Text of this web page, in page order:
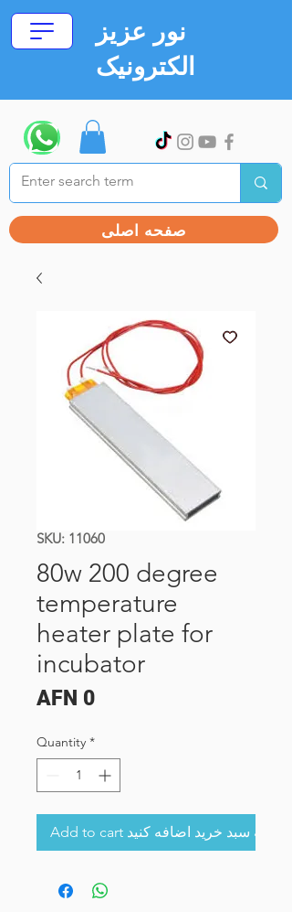
نور عزیز
الکترونیک
صفحه اصلی
SKU: 11060
80w 200 degree
temperature
heater plate for
incubator
AFN 0Price
Quantity *
Add to cart به سبد خرید اضافه کنید